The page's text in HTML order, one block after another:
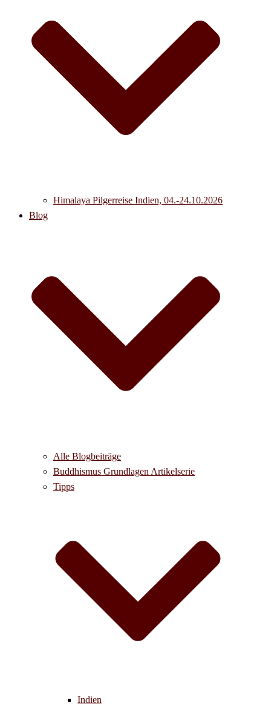
Himalaya Pilgerreise Indien, 04.-24.10.2026
Blog
Alle Blogbeiträge
Buddhismus Grundlagen Artikelserie
Tipps
Indien